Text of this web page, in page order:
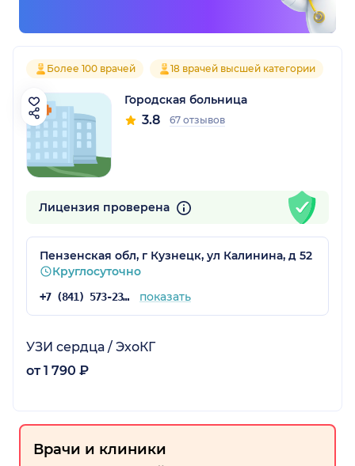
Более 100 врачей 18 врачей высшей категории
Городская больница
3.8 67 отзывов
Лицензия проверена
Пензенская обл, г Кузнецк, ул Калинина, д 52
Круглосуточно
+7 (841) 573-23-71 показать
УЗИ сердца / ЭхоКГ
от 1 790 ₽
Врачи и клиники